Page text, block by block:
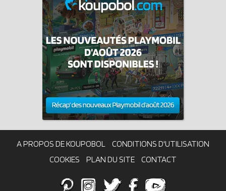
A PROPOS DE KOUPOBOL
CONDITIONS D'UTILISATION
COOKIES
PLAN DU SITE CONTACT